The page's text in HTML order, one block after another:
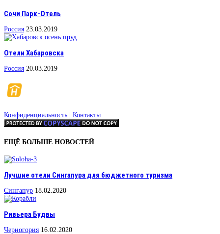
Сочи Парк-Отель
Россия 23.03.2019
Отели Хабаровска
Россия 20.03.2019
Конфиденциальность Контакты
ЕЩЁ БОЛЬШЕ НОВОСТЕЙ
Лучшие отели Сингапура для бюджетного туризма
Сингапур 18.02.2020
Ривьера Будвы
Черногория 16.02.2020